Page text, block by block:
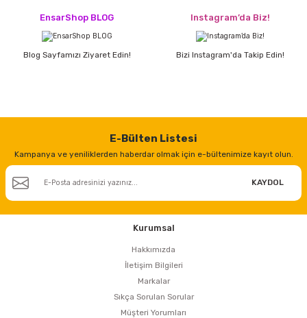
EnsarShop BLOG
Blog Sayfamızı Ziyaret Edin!
Instagram’da Biz!
Bizi Instagram'da Takip Edin!
E-Bülten Listesi
Kampanya ve yeniliklerden haberdar olmak için e-bültenimize kayıt olun.
KAYDOL
Kurumsal
Hakkımızda
İletişim Bilgileri
Markalar
Sıkça Sorulan Sorular
Müşteri Yorumları